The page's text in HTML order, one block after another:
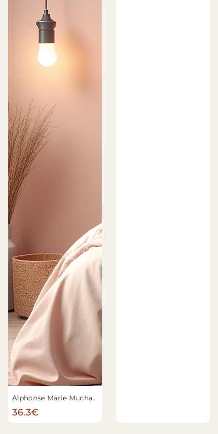
Alphonse Marie Mucha - La Samaritaine
36.3€